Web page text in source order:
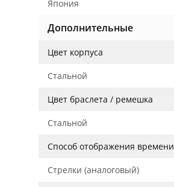
Япония
Дополнительные
Цвет корпуса
Стальной
Цвет браслета / ремешка
Стальной
Способ отображения времени
Стрелки (аналоговый)